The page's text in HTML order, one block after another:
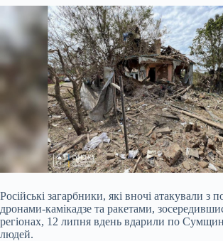
Російські загарбники, які вночі атакували з
дронами-камікадзе та ракетами,
регіонах, 12 липня вдень вдарили по
людей.